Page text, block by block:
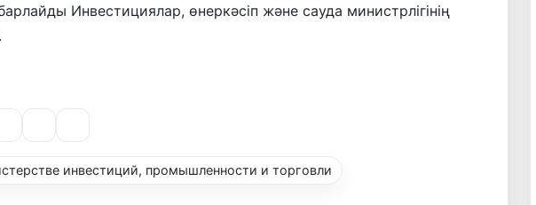
Инвестициялар, өнеркәсіп және сауда министрлігінің
инвестиций, промышленности и торговли